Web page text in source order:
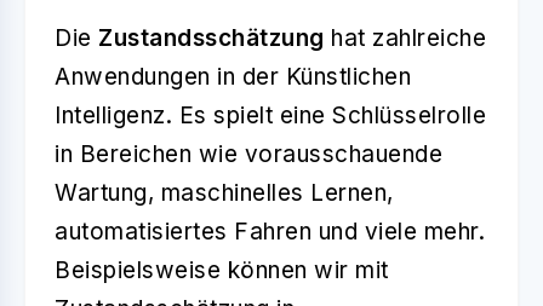
Die Zustandsschätzung hat zahlreiche
Anwendungen in der Künstlichen
Intelligenz. Es spielt eine Schlüsselrolle
in Bereichen wie vorausschauende
Wartung, maschinelles Lernen,
automatisiertes Fahren und viele mehr.
Beispielsweise können wir mit